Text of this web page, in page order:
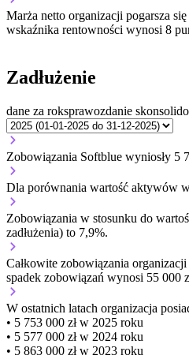
Marża netto organizacji pogarsza
wskaźnika rentowności wynosi 8
Zadłużenie
dane za roksprawozdanie
Zobowiązania Softblue wyniosły 5
Dla porównania wartość aktywów
Zobowiązania w stosunku do
zadłużenia) to 7,9%.
Całkowite zobowiązania organizacji
spadek zobowiązań wynosi 55 000
W ostatnich latach organizacja
• 5 753 000 zł w 2025 roku
• 5 577 000 zł w 2024 roku
• 5 863 000 zł w 2023 roku